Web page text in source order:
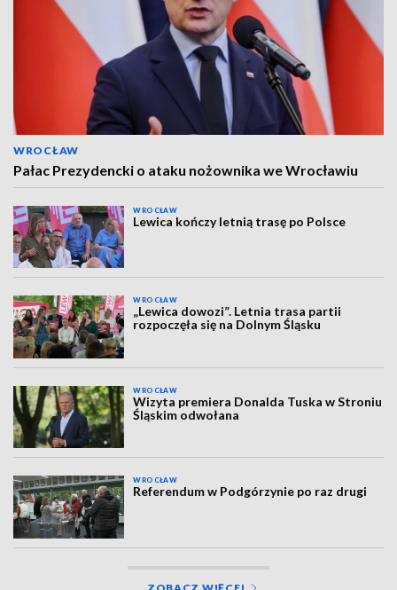
WROCŁAW
Pałac Prezydencki o ataku nożownika we Wrocławiu
WROCŁAW
Lewica kończy letnią trasę po Polsce
WROCŁAW
„Lewica dowozi”. Letnia trasa partii
rozpoczęła się na Dolnym Śląsku
WROCŁAW
Wizyta premiera Donalda Tuska w Stroniu
Śląskim odwołana
WROCŁAW
Referendum w Podgórzynie po raz drugi